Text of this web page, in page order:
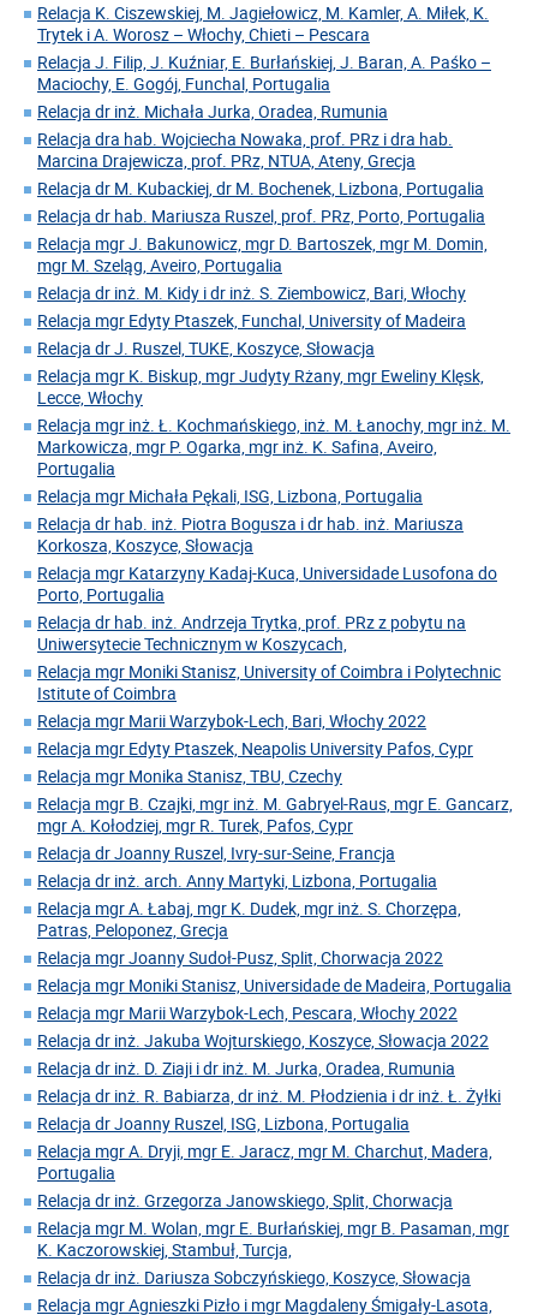
Relacja K. Ciszewskiej, M. Jagiełowicz, M. Kamler, A. Miłek, K.
Trytek i A. Worosz – Włochy, Chieti – Pescara
Relacja J. Filip, J. Kuźniar, E. Burłańskiej, J. Baran, A. Paśko –
Maciochy, E. Gogój, Funchal, Portugalia
Relacja dr inż. Michała Jurka, Oradea, Rumunia
Relacja dra hab. Wojciecha Nowaka, prof. PRz i dra hab.
Marcina Drajewicza, prof. PRz, NTUA, Ateny, Grecja
Relacja dr M. Kubackiej, dr M. Bochenek, Lizbona, Portugalia
Relacja dr hab. Mariusza Ruszel, prof. PRz, Porto, Portugalia
Relacja mgr J. Bakunowicz, mgr D. Bartoszek, mgr M. Domin,
mgr M. Szeląg, Aveiro, Portugalia
Relacja dr inż. M. Kidy i dr inż. S. Ziembowicz, Bari, Włochy
Relacja mgr Edyty Ptaszek, Funchal, University of Madeira
Relacja dr J. Ruszel, TUKE, Koszyce, Słowacja
Relacja mgr K. Biskup, mgr Judyty Rżany, mgr Eweliny Klęsk,
Lecce, Włochy
Relacja mgr inż. Ł. Kochmańskiego, inż. M. Łanochy, mgr inż. M.
Markowicza, mgr P. Ogarka, mgr inż. K. Safina, Aveiro,
Portugalia
Relacja mgr Michała Pękali, ISG, Lizbona, Portugalia
Relacja dr hab. inż. Piotra Bogusza i dr hab. inż. Mariusza
Korkosza, Koszyce, Słowacja
Relacja mgr Katarzyny Kadaj-Kuca, Universidade Lusofona do
Porto, Portugalia
Relacja dr hab. inż. Andrzeja Trytka, prof. PRz z pobytu na
Uniwersytecie Technicznym w Koszycach,
Relacja mgr Moniki Stanisz, University of Coimbra i Polytechnic
Istitute of Coimbra
Relacja mgr Marii Warzybok-Lech, Bari, Włochy 2022
Relacja mgr Edyty Ptaszek, Neapolis University Pafos, Cypr
Relacja mgr Monika Stanisz, TBU, Czechy
Relacja mgr B. Czajki, mgr inż. M. Gabryel-Raus, mgr E. Gancarz,
mgr A. Kołodziej, mgr R. Turek, Pafos, Cypr
Relacja dr Joanny Ruszel, Ivry-sur-Seine, Francja
Relacja dr inż. arch. Anny Martyki, Lizbona, Portugalia
Relacja mgr A. Łabaj, mgr K. Dudek, mgr inż. S. Chorzępa,
Patras, Peloponez, Grecja
Relacja mgr Joanny Sudoł-Pusz, Split, Chorwacja 2022
Relacja mgr Moniki Stanisz, Universidade de Madeira, Portugalia
Relacja mgr Marii Warzybok-Lech, Pescara, Włochy 2022
Relacja dr inż. Jakuba Wojturskiego, Koszyce, Słowacja 2022
Relacja dr inż. D. Ziaji i dr inż. M. Jurka, Oradea, Rumunia
Relacja dr inż. R. Babiarza, dr inż. M. Płodzienia i dr inż. Ł. Żyłki
Relacja dr Joanny Ruszel, ISG, Lizbona, Portugalia
Relacja mgr A. Dryji, mgr E. Jaracz, mgr M. Charchut, Madera,
Portugalia
Relacja dr inż. Grzegorza Janowskiego, Split, Chorwacja
Relacja mgr M. Wolan, mgr E. Burłańskiej, mgr B. Pasaman, mgr
K. Kaczorowskiej, Stambuł, Turcja,
Relacja dr inż. Dariusza Sobczyńskiego, Koszyce, Słowacja
Relacja mgr Agnieszki Pizło i mgr Magdaleny Śmigały-Lasota,